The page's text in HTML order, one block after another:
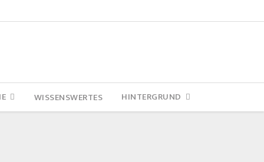
WISSENSWERTES HINTERGRUND